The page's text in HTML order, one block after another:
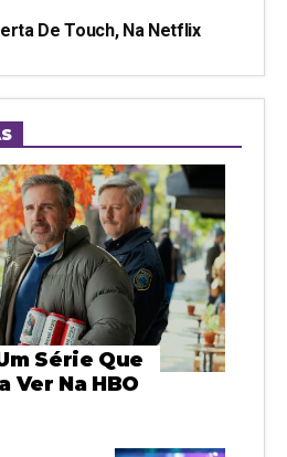
De Touch, Na Netflix
Série Que
Ver Na HBO